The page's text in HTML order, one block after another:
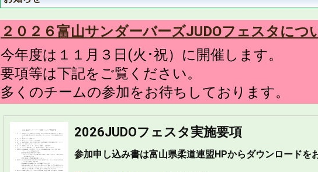
２０２６富山サンダーバーズJUDOフェスタに
今年度は１１月３日(火･祝）に開催します。
要項等は下記をご覧ください。
多くのチームの参加をお待ちしております。
2026JUDOフェスタ実施要項
参加申し込み書は富山県柔道連盟HPからダウンロードを